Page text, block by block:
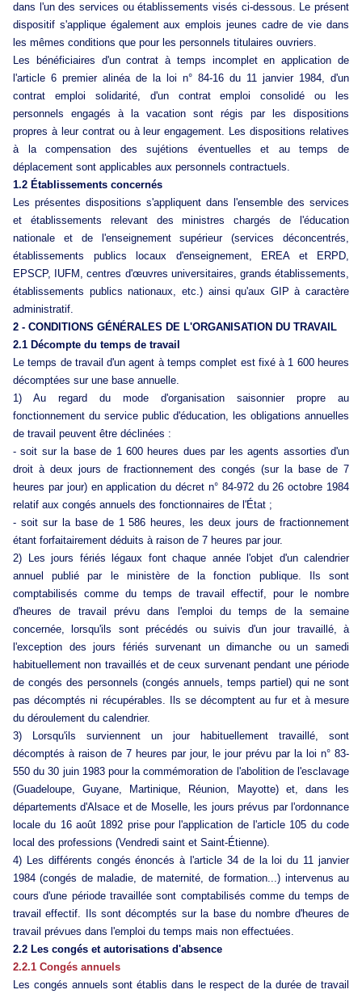
dans l'un des services ou établissements visés ci-dessous. Le présent
dispositif s'applique également aux emplois jeunes cadre de vie dans
les mêmes conditions que pour les personnels titulaires ouvriers.
Les bénéficiaires d'un contrat à temps incomplet en application de
l'article 6 premier alinéa de la loi n° 84-16 du 11 janvier 1984, d'un
contrat emploi solidarité, d'un contrat emploi consolidé ou les
personnels engagés à la vacation sont régis par les dispositions
propres à leur contrat ou à leur engagement. Les dispositions relatives
à la compensation des sujétions éventuelles et au temps de
déplacement sont applicables aux personnels contractuels.
1.2 Établissements concernés
Les présentes dispositions s'appliquent dans l'ensemble des services
et établissements relevant des ministres chargés de l'éducation
nationale et de l'enseignement supérieur (services déconcentrés,
établissements publics locaux d'enseignement, EREA et ERPD,
EPSCP, IUFM, centres d'œuvres universitaires, grands établissements,
établissements publics nationaux, etc.) ainsi qu'aux GIP à caractère
administratif.
2 - CONDITIONS GÉNÉRALES DE L'ORGANISATION DU TRAVAIL
2.1 Décompte du temps de travail
Le temps de travail d'un agent à temps complet est fixé à 1 600 heures
décomptées sur une base annuelle.
1) Au regard du mode d'organisation saisonnier propre au
fonctionnement du service public d'éducation, les obligations annuelles
de travail peuvent être déclinées :
- soit sur la base de 1 600 heures dues par les agents assorties d'un
droit à deux jours de fractionnement des congés (sur la base de 7
heures par jour) en application du décret n° 84-972 du 26 octobre 1984
relatif aux congés annuels des fonctionnaires de l'État ;
- soit sur la base de 1 586 heures, les deux jours de fractionnement
étant forfaitairement déduits à raison de 7 heures par jour.
2) Les jours fériés légaux font chaque année l'objet d'un calendrier
annuel publié par le ministère de la fonction publique. Ils sont
comptabilisés comme du temps de travail effectif, pour le nombre
d'heures de travail prévu dans l'emploi du temps de la semaine
concernée, lorsqu'ils sont précédés ou suivis d'un jour travaillé, à
l'exception des jours fériés survenant un dimanche ou un samedi
habituellement non travaillés et de ceux survenant pendant une période
de congés des personnels (congés annuels, temps partiel) qui ne sont
pas décomptés ni récupérables. Ils se décomptent au fur et à mesure
du déroulement du calendrier.
3) Lorsqu'ils surviennent un jour habituellement travaillé, sont
décomptés à raison de 7 heures par jour, le jour prévu par la loi n° 83-
550 du 30 juin 1983 pour la commémoration de l'abolition de l'esclavage
(Guadeloupe, Guyane, Martinique, Réunion, Mayotte) et, dans les
départements d'Alsace et de Moselle, les jours prévus par l'ordonnance
locale du 16 août 1892 prise pour l'application de l'article 105 du code
local des professions (Vendredi saint et Saint-Étienne).
4) Les différents congés énoncés à l'article 34 de la loi du 11 janvier
1984 (congés de maladie, de maternité, de formation...) intervenus au
cours d'une période travaillée sont comptabilisés comme du temps de
travail effectif. Ils sont décomptés sur la base du nombre d'heures de
travail prévues dans l'emploi du temps mais non effectuées.
2.2 Les congés et autorisations d'absence
2.2.1 Congés annuels
Les congés annuels sont établis dans le respect de la durée de travail